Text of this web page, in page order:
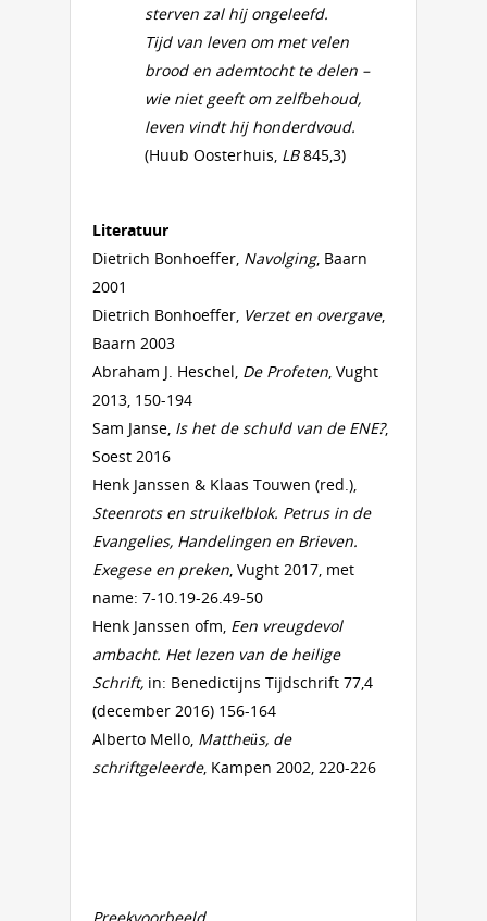
sterven zal hij ongeleefd.
Tijd van leven om met velen
brood en ademtocht te delen –
wie niet geeft om zelfbehoud,
leven vindt hij honderdvoud.
(Huub Oosterhuis, LB845,3)
Literatuur
Dietrich Bonhoeffer, Navolging, Baarn
2001
Dietrich Bonhoeffer, Verzet en overgave,
Baarn 2003
Abraham J. Heschel, De Profeten, Vught
2013, 150-194
Sam Janse, Is het de schuld van de ENE?,
Soest 2016
Henk Janssen & Klaas Touwen (red.),
Steenrots en struikelblok. Petrus in de
Evangelies, Handelingen en Brieven.
Exegese en preken, Vught 2017, met
name: 7-10.19-26.49-50
Henk Janssen ofm, Een vreugdevol
ambacht. Het lezen van de heilige
Schrift, in: Benedictijns Tijdschrift 77,4
(december 2016) 156-164
Alberto Mello, Mattheüs, de
schriftgeleerde, Kampen 2002, 220-226